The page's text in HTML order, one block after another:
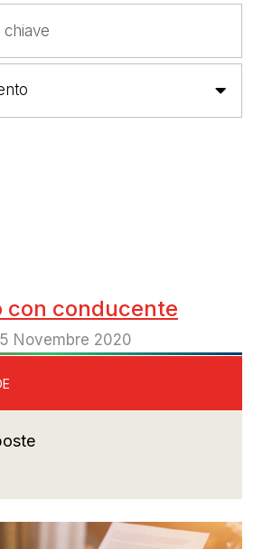
con conducente
Novembre 2020